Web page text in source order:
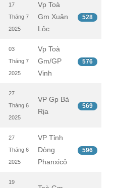
17
Tháng 7
2025
Vp Toà
Gm Xuân
Lộc
528
03
Tháng 7
2025
Vp Toà
Gm/GP
Vinh
576
27
Tháng 6
2025
VP Gp Bà
Rịa
569
27
Tháng 6
2025
VP Tỉnh
Dòng
Phanxicô
596
19